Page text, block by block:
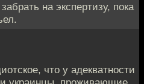
на экспертизу, пока
что у адекватности